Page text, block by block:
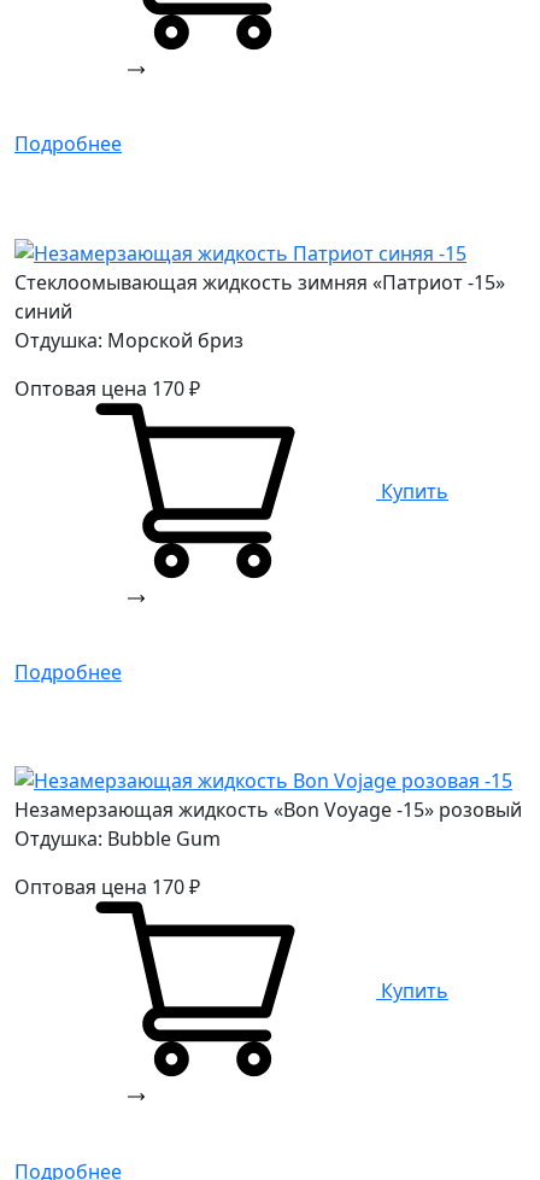
Подробнее
Стеклоомывающая жидкость зимняя «Патриот -15»
синий
Отдушка: Морской бриз
Оптовая цена 170₽
Купить
Подробнее
Незамерзающая жидкость «Bon Voyage -15» розовый
Отдушка: Bubble Gum
Оптовая цена 170₽
Купить
Подробнее